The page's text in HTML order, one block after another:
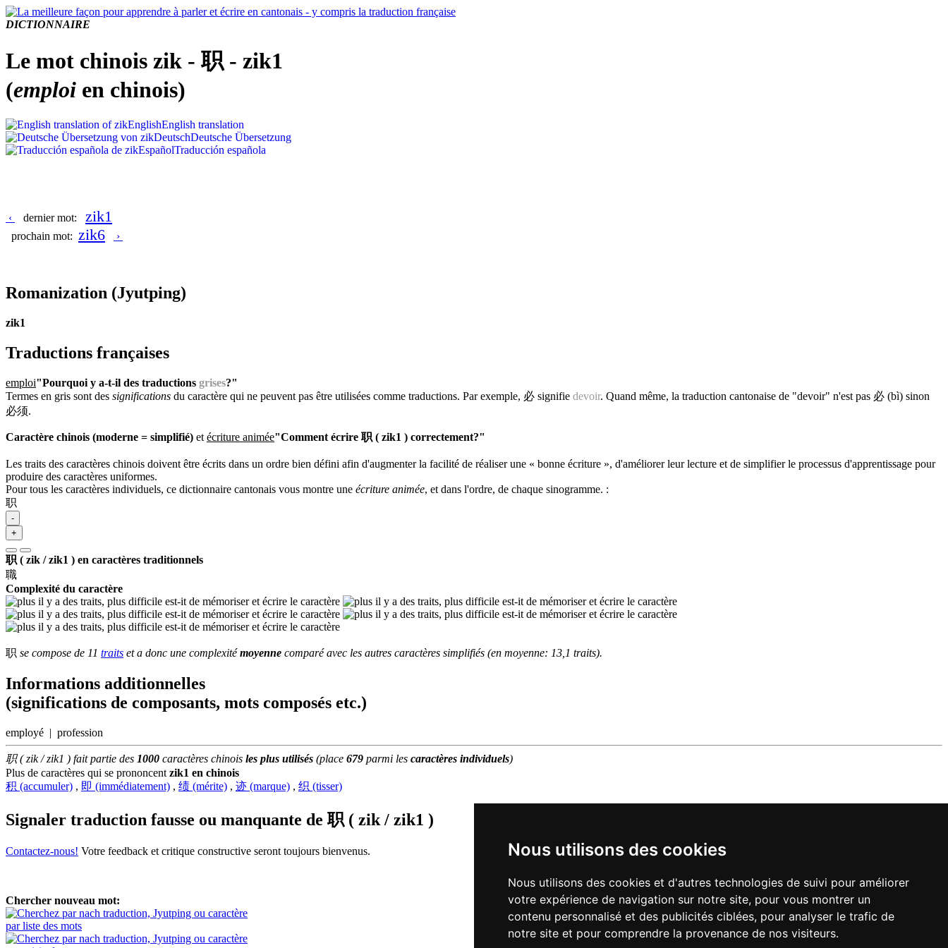
Nous utilisons des cookies
Nous utilisons des cookies et d'autres technologies de suivi pour améliorer
votre expérience de navigation sur notre site, pour vous montrer un
contenu personnalisé et des publicités ciblées, pour analyser le trafic de
notre site et pour comprendre la provenance de nos visiteurs.
DICTIONNAIRE
Le mot chinois zik - 职 - zik1
(emploi en chinois)
EnglishEnglish translation
DeutschDeutsche Übersetzung
EspañolTraducción española
‹ dernier mot: zik1
prochain mot: zik6 ›
Romanization (Jyutping)
zik1
Traductions françaises
emploi"Pourquoi y a-t-il des traductions grises?"
Termes en gris sont des significations du caractère qui ne peuvent pas être utilisées comme traductions. Par exemple, 必 signifie devoir. Quand même, la traduction cantonaise de "devoir" n'est pas 必 (bì) sinon
必须.
Caractère chinois (moderne = simplifié) et écriture animée"Comment écrire 职 ( zik1 ) correctement?"
Les traits des caractères chinois doivent être écrits dans un ordre bien défini afin d'augmenter la facilité de réaliser une « bonne écriture », d'améliorer leur lecture et de simplifier le processus d'apprentissage pour
produire des caractères uniformes.
Pour tous les caractères individuels, ce dictionnaire cantonais vous montre une écriture animée, et dans l'ordre, de chaque sinogramme. :
职
-
+
职 ( zik / zik1 ) en caractères traditionnels
職
Complexité du caractère
职 se compose de 11 traits et a donc une complexitémoyenne comparé avec les autres caractères simplifiés (en moyenne: 13,1 traits).
Informations additionnelles
(significations de composants, mots composés etc.)
employé | profession
职 ( zik / zik1 ) fait partie des 1000 caractères chinois les plus utilisés (place 679 parmi les caractères individuels)
Plus de caractères qui se prononcent zik1 en chinois
积 (accumuler) , 即 (immédiatement) , 绩 (mérite) , 迹 (marque) , 织 (tisser)
Signaler traduction fausse ou manquante de职 ( zik / zik1 )
Contactez-nous! Votre feedback et critique constructive seront toujours bienvenus.
Chercher nouveau mot:
par liste des mots